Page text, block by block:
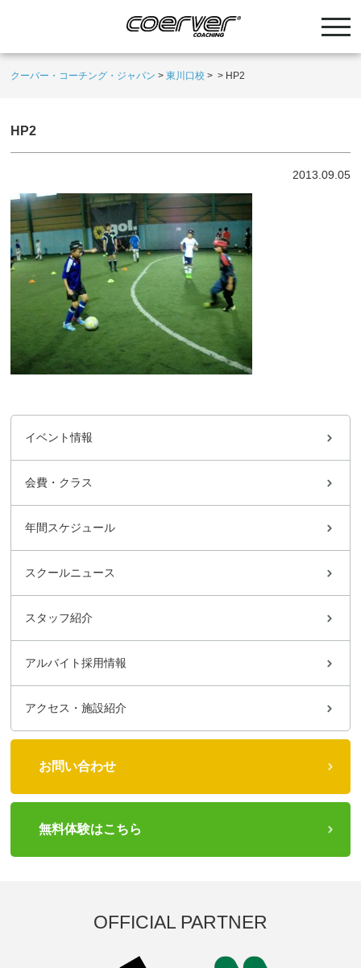
クーバー・コーチング・ジャパン >東川口校 > > HP2
HP2
2013.09.05
イベント情報
会費・クラス
年間スケジュール
スクールニュース
スタッフ紹介
アルバイト採用情報
アクセス・施設紹介
お問い合わせ
無料体験はこちら
OFFICIAL PARTNER